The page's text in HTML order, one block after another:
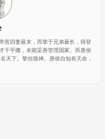
喾四妻最末，而挚于兄弟最长，得登
干平庸，未能妥善管理国家。而唐侯
天下。挚自致禅。唐侯自知有天命，